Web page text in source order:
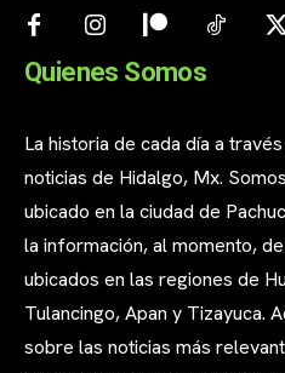
Quienes Somos
La historia de cada día a
noticias de Hidalgo, Mx.
ubicado en la ciudad de
la información, al momento,
ubicados en las regiones de
Tulancingo, Apan y Tizayuca.
sobre las noticias más